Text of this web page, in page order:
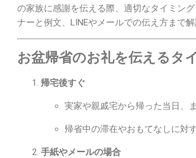
の家族に感謝を伝える際、適切なタイミン
ナーと例文、LINEやメールでの伝え方まで解
お盆帰省のお礼を伝えるタ
帰宅後すぐ
実家や親戚宅から帰った当日、
帰省中の滞在やおもてなしに対
手紙やメールの場合